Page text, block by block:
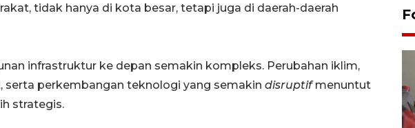
tidak hanya di kota besar, tetapi juga di daerah-daerah
infrastruktur ke depan semakin kompleks. Perubahan iklim,
serta perkembangan teknologi yang semakin disruptifmenuntut
strategis.